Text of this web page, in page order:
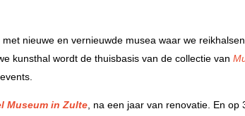
nieuwe en vernieuwde musea waar we
kunsthal wordt de thuisbasis van de collectie van
Museum in Zulte , na een jaar van renovatie. En